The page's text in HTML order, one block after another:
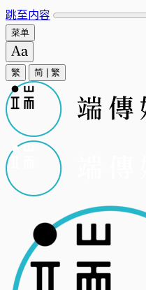
跳至内容
菜单
繁 简 繁